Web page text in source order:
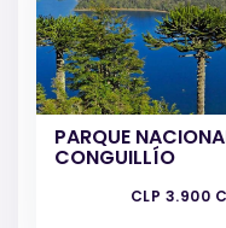
PARQUE
CONGUILLÍO
CLP 3.900